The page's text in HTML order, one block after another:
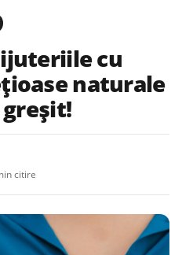
cu
naturale
greșit!
citire